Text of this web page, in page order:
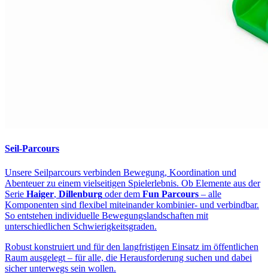
Seil-Parcours
Unsere Seilparcours verbinden Bewegung, Koordination und
Abenteuer zu einem vielseitigen Spielerlebnis. Ob Elemente aus der
Serie Haiger, Dillenburg oder dem Fun Parcours – alle
Komponenten sind flexibel miteinander kombinier- und verbindbar.
So entstehen individuelle Bewegungslandschaften mit
unterschiedlichen Schwierigkeitsgraden.
Robust konstruiert und für den langfristigen Einsatz im öffentlichen
Raum ausgelegt – für alle, die Herausforderung suchen und dabei
sicher unterwegs sein wollen.